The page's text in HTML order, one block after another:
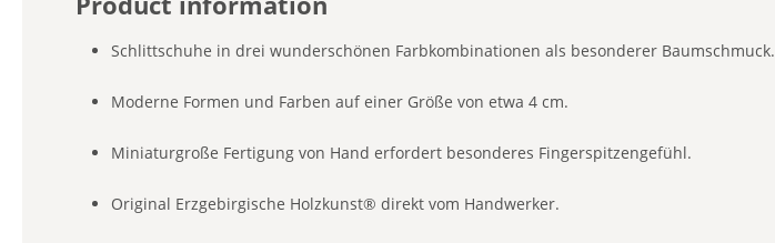
Schlittschuhe in drei wunderschönen Farbkombinationen als besonderer Baumschmuck.
Moderne Formen und Farben auf einer Größe von etwa 4 cm.
Miniaturgroße Fertigung von Hand erfordert besonderes Fingerspitzengefühl.
Original Erzgebirgische Holzkunst® direkt vom Handwerker.